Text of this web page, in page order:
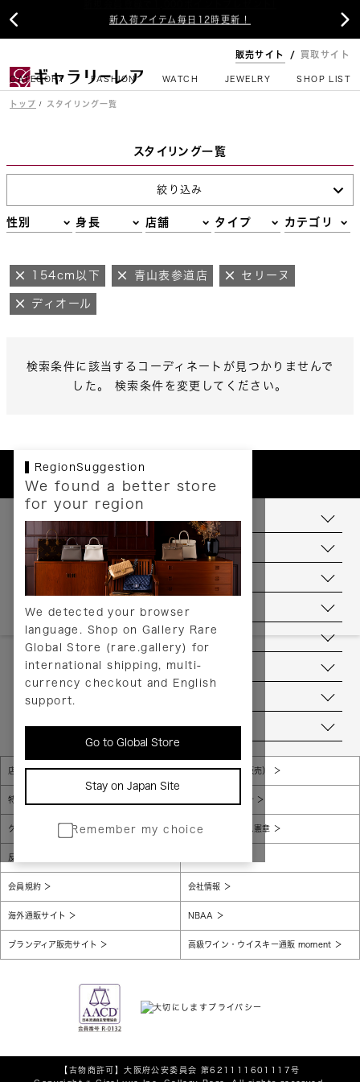
新入荷アイテム毎日12時更新！
 
販売サイト 買取サイト
CATEGORY FASHION WATCH JEWELRY SHOP LIST
トップ スタイリング一覧
スタイリング一覧
絞り込み
性別 身長 店舗 タイプ カテゴリ
154cm以下 青山表参道店 セリーヌ
ディオール
検索条件に該当するコーディネートが見つかりませんで
した。 検索条件を変更してください。
RegionSuggestion
We found a better store
for your region
We detected your browser
language. Shop on Gallery Rare
Global Store (rare.gallery) for
international shipping, multi-
currency checkout and English
support.
Go to Global Store
Stay on Japan Site
Remember my choice
お支払いについて
配送について
送料について
返品について
ヘルプ
お問い合わせ
当店について
店舗一覧 販売規約（店頭販売）
特定商取引法に基づく表示 個人情報保護方針
グローバルプライバシーポリシー コンプライアンス憲章
反社会的勢力に対する基本方針
会員規約 会社情報
海外通販サイト NBAA
ブランディア販売サイト 高級ワイン・ウイスキー通販 moment
【古物商許可】大阪府公安委員会 第621111601117号